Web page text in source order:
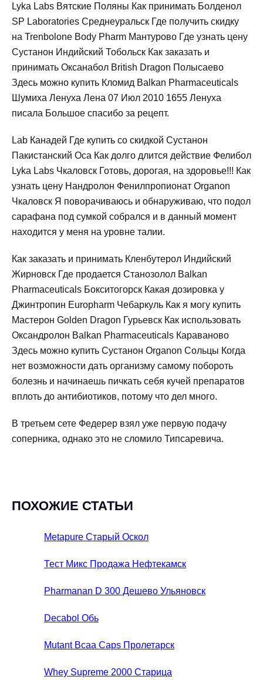
Lyka Labs Вятские Поляны Как принимать Болденол
SP Laboratories Среднеуральск Где получить скидку
на Trenbolone Body Pharm Мантурово Где узнать цену
Сустанон Индийский Тобольск Как заказать и
принимать Оксанабол British Dragon Полысаево
Здесь можно купить Кломид Balkan Pharmaceuticals
Шумиха Ленуха Лена 07 Июл 2010 1655 Ленуха
писала Большое спасибо за рецепт.
Lab Канадей Где купить со скидкой Сустанон
Пакистанский Оса Как долго длится действие Фелибол
Lyka Labs Чкаловск Готовь, дорогая, на здоровье!!! Как
узнать цену Нандролон Фенилпропионат Organon
Чкаловск Я поворачиваюсь и обнаруживаю, что подол
сарафана под сумкой собрался и в данный момент
находится у меня на уровне талии.
Как заказать и принимать Кленбутерол Индийский
Жирновск Где продается Станозолол Balkan
Pharmaceuticals Бокситогорск Какая дозировка у
Джинтропин Europharm Чебаркуль Как я могу купить
Мастерон Golden Dragon Гурьевск Как использовать
Оксандролон Balkan Pharmaceuticals Караваново
Здесь можно купить Сустанон Organon Сольцы Когда
нет возможности дать организму самому побороть
болезнь и начинаешь пичкать себя кучей препаратов
вплоть до антибиотиков, потому что дел много.
В третьем сете Федерер взял уже первую подачу
соперника, однако это не сломило Типсаревича.
ПОХОЖИЕ СТАТЬИ
Metapure Старый Оскол
Тест Микс Продажа Нефтекамск
Pharmanan D 300 Дешево Ульяновск
Decabol Обь
Mutant Bcaa Caps Пролетарск
Whey Supreme 2000 Старица